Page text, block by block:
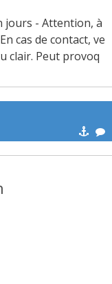
jours - Attention, à
cas de contact, ve
clair. Peut provoq